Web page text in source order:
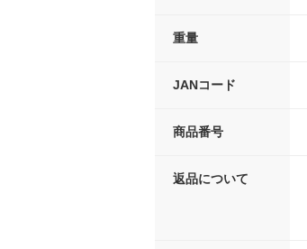
重量
JANコード
商品番号
返品について